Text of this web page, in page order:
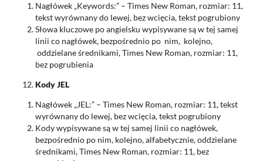
Nagłówek „Keywords:” – Times New Roman, rozmiar: 11,
tekst wyrównany do lewej, bez wcięcia, tekst pogrubiony
Słowa kluczowe po angielsku wypisywane są w tej samej
linii co nagłówek, bezpośrednio po nim, kolejno,
oddzielane średnikami, Times New Roman, rozmiar: 11,
bez pogrubienia
Kody JEL
Nagłówek „JEL:” – Times New Roman, rozmiar: 11, tekst
wyrównany do lewej, bez wcięcia, tekst pogrubiony
Kody wypisywane są w tej samej linii co nagłówek,
bezpośrednio po nim, kolejno, alfabetycznie, oddzielane
średnikami, Times New Roman, rozmiar: 11, bez